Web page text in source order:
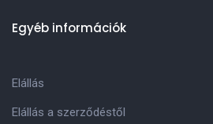
Egyéb információk
Elállás
Elállás a szerződéstől